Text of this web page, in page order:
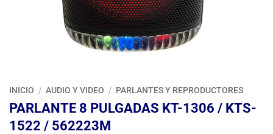
INICIO / AUDIO Y VIDEO / PARLANTES Y REPRODUCTORES
PARLANTE 8 PULGADAS KT-1306 / KTS-
1522 / 562223M